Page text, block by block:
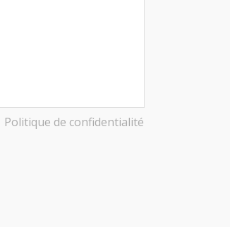
Politique de confidentialité